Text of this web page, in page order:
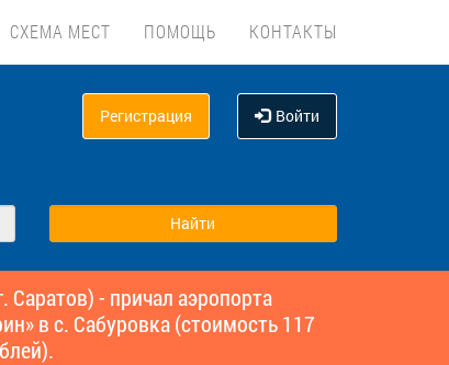
СХЕМА МЕСТ ПОМОЩЬ КОНТАКТЫ
Регистрация Войти
- причал аэропорта
в с. Сабуровка (стоимость 117